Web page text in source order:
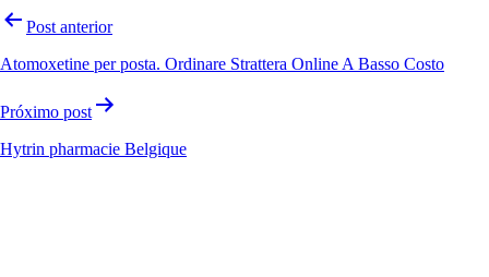
Post anterior
Atomoxetine per posta. Ordinare Strattera Online A Basso Costo
Próximo post
Hytrin pharmacie Belgique